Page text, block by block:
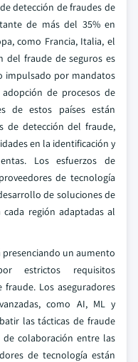
detección de fraudes de
de más del 35% en
como Francia, Italia, el
del fraude de seguros es
impulsado por mandatos
de procesos de
de estos países están
de detección del fraude,
en la identificación y
Los esfuerzos de
de tecnología
de soluciones de
región adaptadas al
presenciando un aumento
estrictos requisitos
fraude. Los aseguradores
como AI, ML y
las tácticas de fraude
de colaboración entre las
de tecnología están